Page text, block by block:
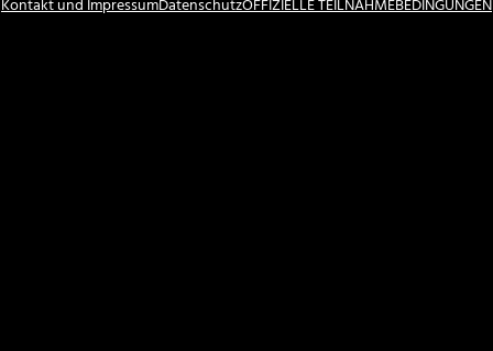
Kontakt und ImpressumDatenschutzOFFIZIELLE TEILNAHMEBEDINGUNGEN